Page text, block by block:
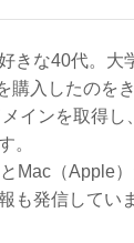
きな40代。
購入したのを
インを取得
。
Mac（Apple
も発信してい